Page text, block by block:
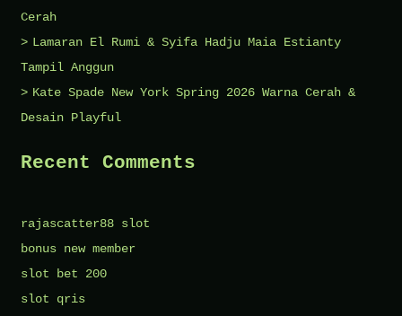
Akan
Cerah
Lamaran El Rumi & Syifa Hadju Maia Estianty
Tampil Anggun
Kate Spade New York Spring 2026 Warna Cerah &
Desain Playful
Recent Comments
rajascatter88 slot
bonus new member
slot bet 200
slot qris